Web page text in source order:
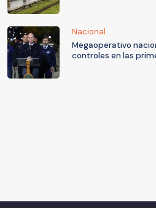
Nacional
Megaoperativo
controles en las